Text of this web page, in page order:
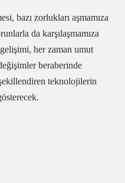
bazı zorlukları aşmamıza
da karşılaşmamıza
her zaman umut
beraberinde
teknolojilerin